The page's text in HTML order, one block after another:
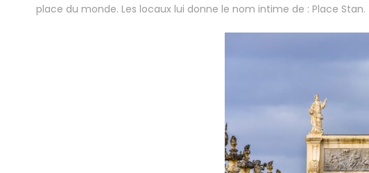
place du monde. Les locaux lui donne le nom intime de : Place Stan.